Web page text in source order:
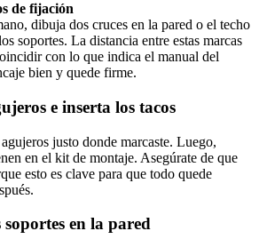
de fijación
dibuja dos cruces en la pared o el techo
soportes. La distancia entre estas marcas
con lo que indica el manual del
bien y quede firme.
e inserta los tacos
justo donde marcaste. Luego,
en el kit de montaje. Asegúrate de que
esto es clave para que todo quede
en la pared